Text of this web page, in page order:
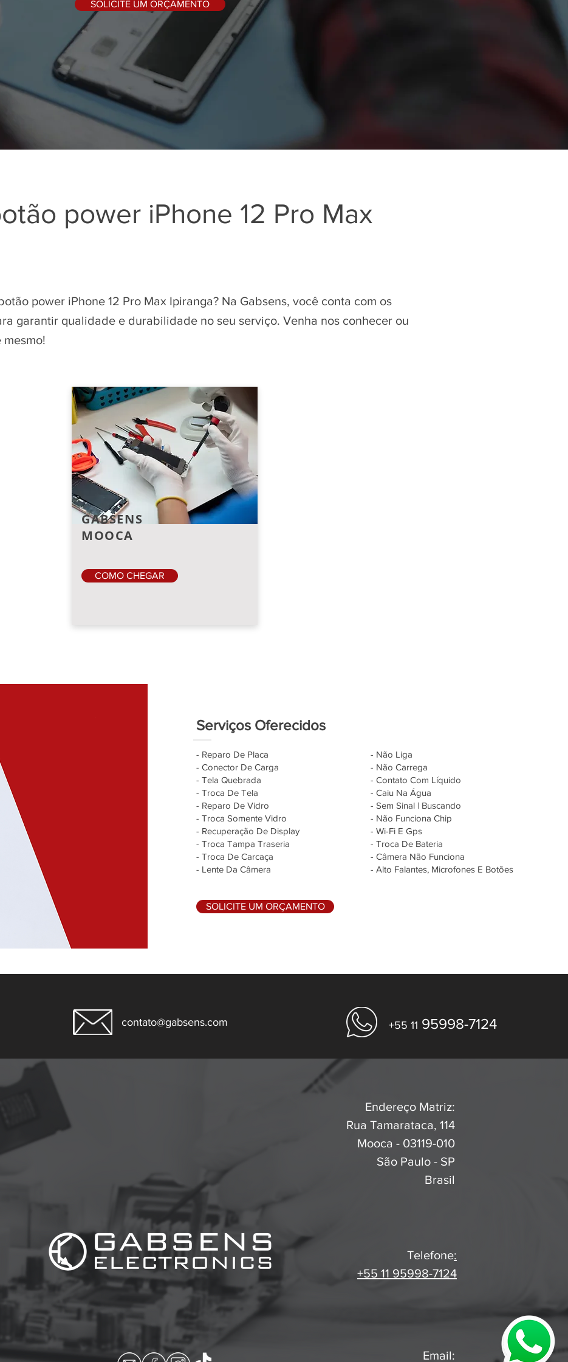
SOLICITE UM ORÇAMENTO
power iPhone 12 Pro Max
power iPhone 12 Pro Max Ipiranga? Na Gabsens, você conta com os
garantir qualidade e durabilidade no seu serviço. Venha nos conhecer ou
GABSENS
MOOCA
COMO CHEGAR
Serviços Oferecidos
- Reparo De Placa
- Conector De Carga
- Tela Quebrada
- Troca De Tela
- Reparo De Vidro
- Troca Somente Vidro
- Recuperação De Display
- Troca Tampa Traseria
- Troca De Carcaça
- Lente Da Câmera
- Não Liga
- Não Carrega
- Contato Com Líquido
- Caiu Na Água
- Sem Sinal | Buscando
- Não Funciona Chip
- Wi-Fi E Gps
- Troca De Bateria
- Câmera Não Funciona
- Alto Falantes, Microfones E Botões
SOLICITE UM ORÇAMENTO
contato@gabsens.com +55 11 95998-7124
Endereço Matriz:
Rua Tamarataca, 114
Mooca - 03119-010
São Paulo - SP
Brasil
Telefone:
+55 11 95998-7124
Email: